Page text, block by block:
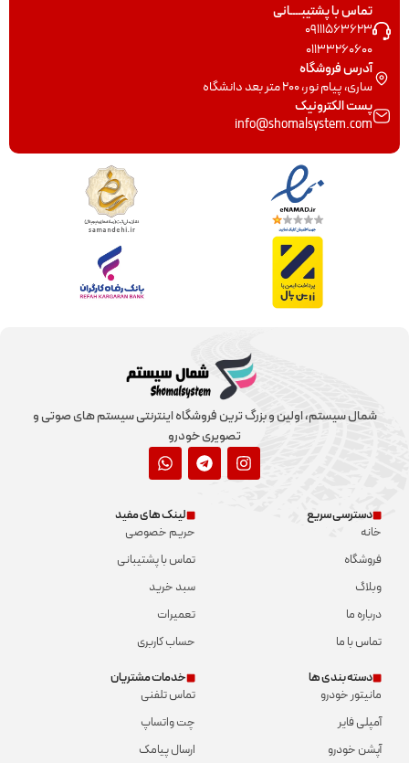
تماس با پشتیبــــانی
09111563623
01133260600
آدرس فروشگاه
ساری، پیام نور، 200 متر بعد دانشگاه
پست الکترونیک
info@shomalsystem.com
شمال سیستم، اولین و بزرگ ترین فروشگاه اینترنتی سیستم های صوتی و
تصویری خودرو
دسترسی سریع
خانه
فروشگاه
وبلاگ
درباره ما
تماس با ما
لینک های مفید
حریم خصوصی
تماس با پشتیبانی
سبد خرید
تعمیرات
حساب کاربری
دسته بندی ها
مانیتور خودرو
آمپلی فایر
آپشن خودرو
خدمات مشتریان
تماس تلفنی
چت واتساپ
ارسال پیامک